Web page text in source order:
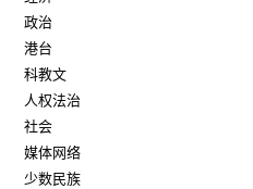
政治
港台
科教文
人权法治
社会
媒体网络
少数民族